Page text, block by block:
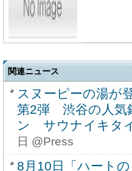
関連ニュース
スヌーピーの湯が
第2弾 渋谷の人気
ン サウナイキタ
日 @Press
8月10日「ハート